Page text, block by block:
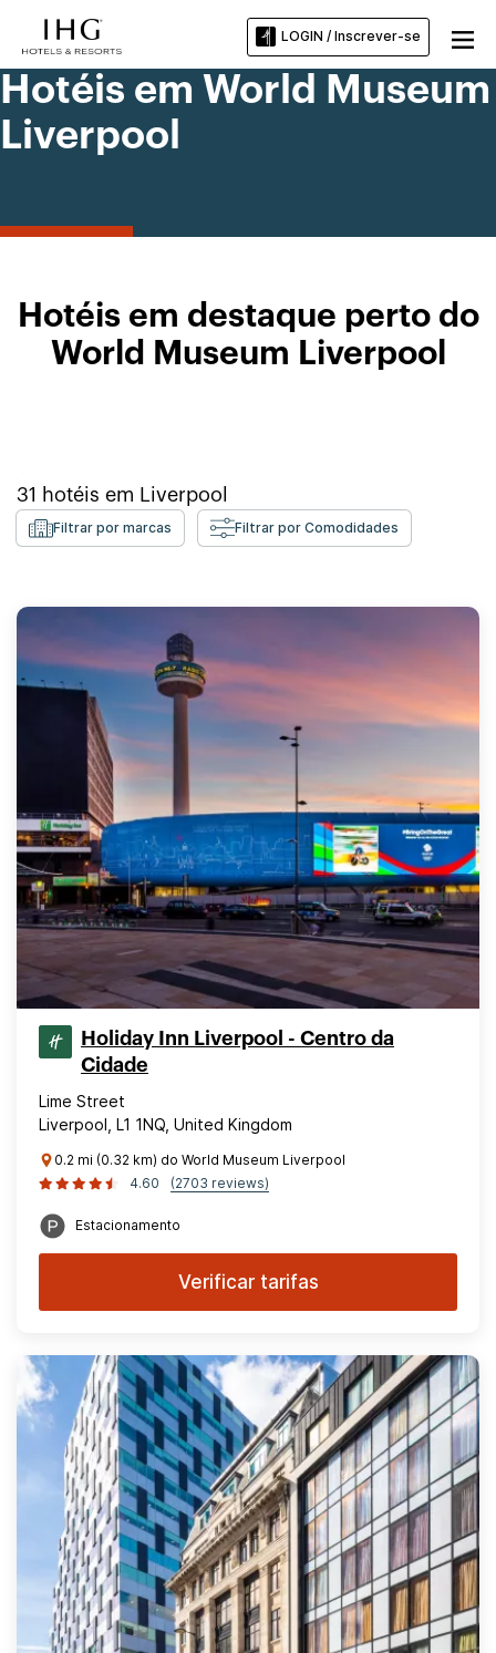
LOGIN / Inscrever-se
Hotéis em World Museum
Liverpool
Hotéis em destaque perto do
World Museum Liverpool
31 hotéis em Liverpool
Filtrar por marcas Filtrar por Comodidades
Holiday Inn Liverpool - Centro da
Cidade
Lime Street
Liverpool, L1 1NQ, United Kingdom
0.2 mi (0.32 km) do World Museum Liverpool
4.60
(2703 reviews)
Estacionamento
Verificar tarifas